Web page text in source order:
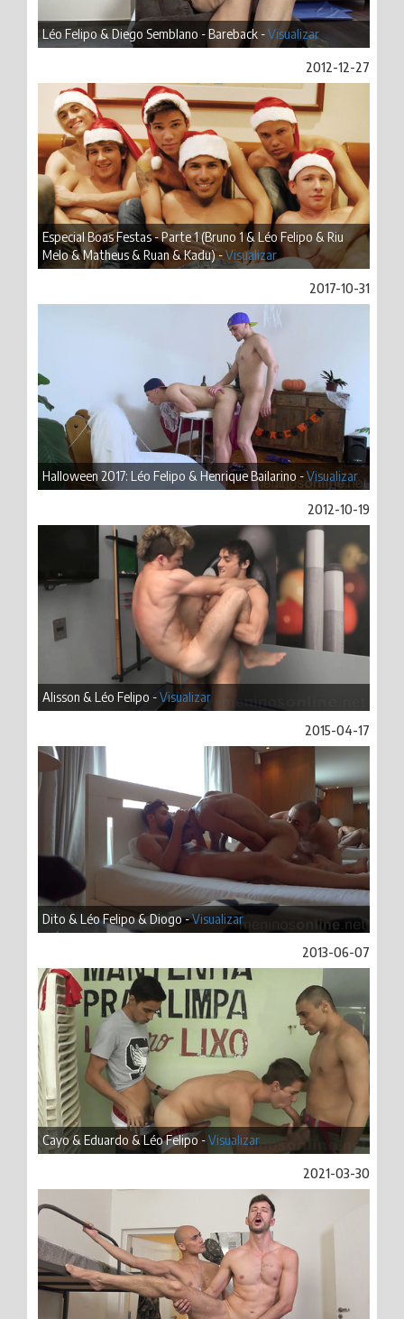
Léo Felipo & Diego Semblano - Bareback -Visualizar
2012-12-27
Especial Boas Festas - Parte 1 (Bruno 1 & Léo Felipo & Riu
Melo & Matheus & Ruan & Kadu) -Visualizar
2017-10-31
Halloween 2017: Léo Felipo & Henrique Bailarino -Visualizar
2012-10-19
Alisson & Léo Felipo -Visualizar
2015-04-17
Dito & Léo Felipo & Diogo -Visualizar
2013-06-07
Cayo & Eduardo & Léo Felipo -Visualizar
2021-03-30